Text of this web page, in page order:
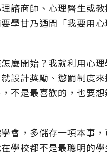
諮商師、心理醫生或教
學甘乃迺問「我要用
麼開始？我就利用心理
設計獎勵、懲罰制度來
不是最喜歡的，也要想
會，多儲存一項本事
學校都不是最聰明的學